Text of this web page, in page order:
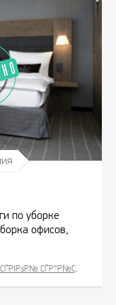
по уборке
офисов,
СЃРІРѕР№ СЃР°Р№С‚